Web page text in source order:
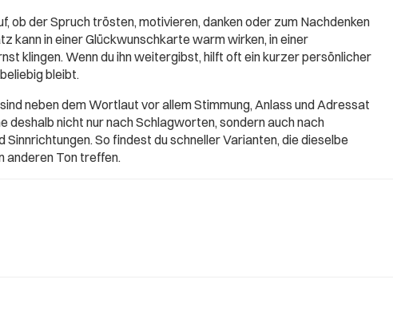
ob der Spruch trösten, motivieren, danken oder zum Nachdenken
kann in einer Glückwunschkarte warm wirken, in einer
klingen. Wenn du ihn weitergibst, hilft oft ein kurzer persönlicher
bleibt.
neben dem Wortlaut vor allem Stimmung, Anlass und Adressat
deshalb nicht nur nach Schlagworten, sondern auch nach
So findest du schneller Varianten, die dieselbe
anderen Ton treffen.